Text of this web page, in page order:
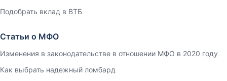
Подобрать вклад в ВТБ
Статьи о МФО
Изменения в законодательстве в отношении МФО в 2020 году
Как выбрать надежный ломбард